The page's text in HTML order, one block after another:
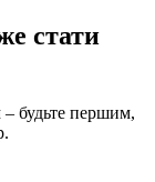
стати
будьте першим,